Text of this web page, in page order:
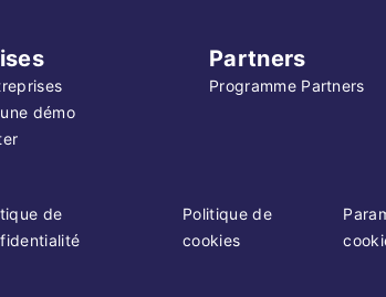
démo
Partners
Programme Partners
de
Politique de
cookies